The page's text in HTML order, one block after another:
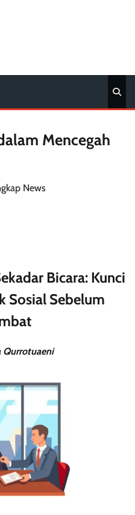
Mencegah
News
Bicara: Kunci
Sosial Sebelum
Qurrotuaeni